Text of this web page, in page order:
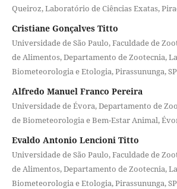
Queiroz, Laboratório de Ciências Exatas,
Cristiane Gonçalves Titto
Universidade de São Paulo, Faculdade de
de Alimentos, Departamento de Zootecnia,
Biometeorologia e Etologia, Pirassununga, SP
Alfredo Manuel Franco Pereira
Universidade de Évora, Departamento de
de Biometeorologia e Bem-Estar Animal,
Evaldo Antonio Lencioni Titto
Universidade de São Paulo, Faculdade de
de Alimentos, Departamento de Zootecnia,
Biometeorologia e Etologia, Pirassununga, SP